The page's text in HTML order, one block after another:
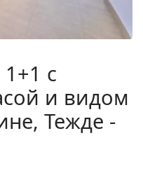
с
и видом
Тежде -